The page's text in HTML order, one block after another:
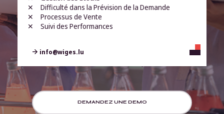
Difficulté dans la Prévision de la Demande
Processus de Vente
Suivi des Performances
info@wiges.lu
DEMANDEZ UNE DEMO